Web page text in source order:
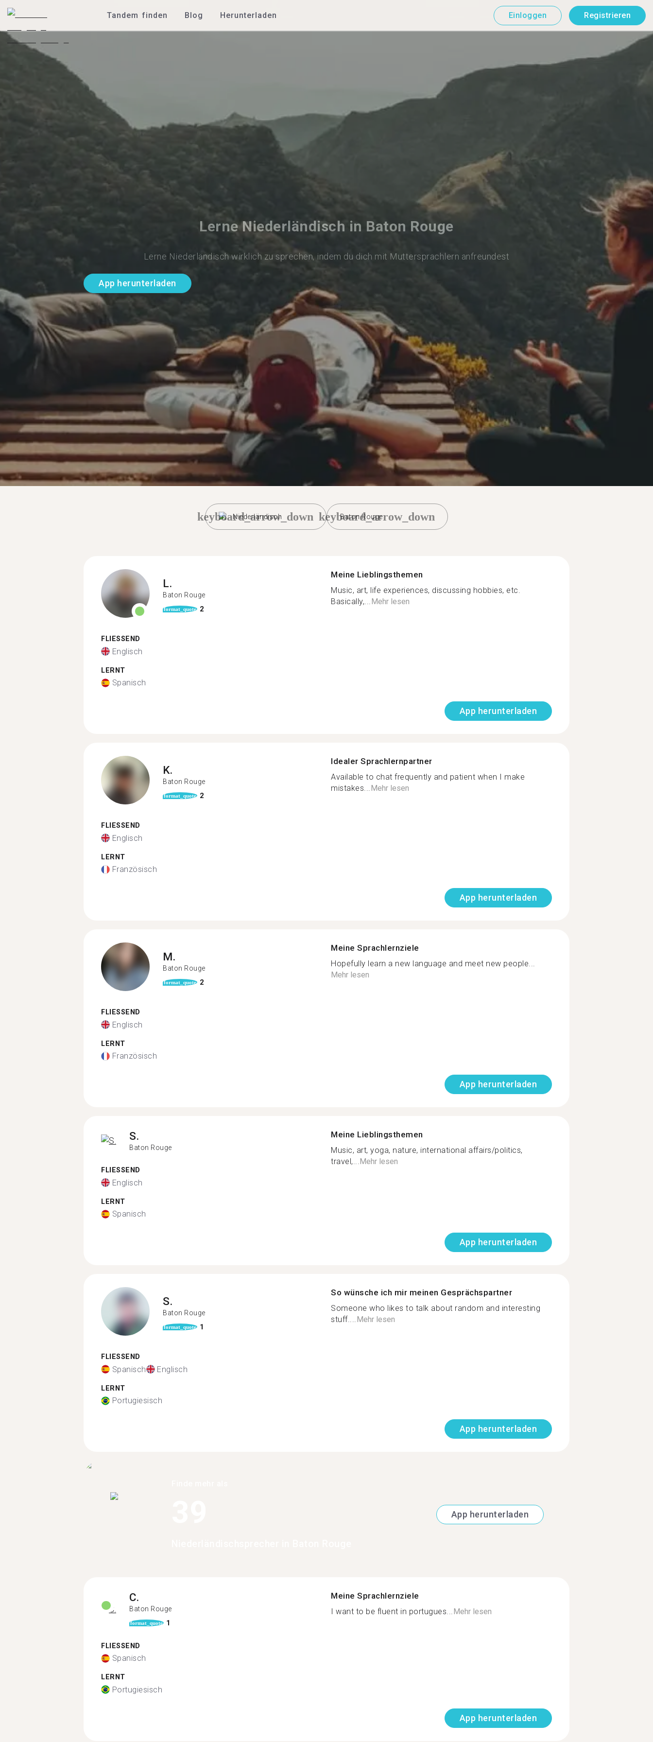
Tandem finden Blog Herunterladen Einloggen Registrieren
Lerne Niederländisch in Baton Rouge
Lerne Niederländisch wirklich zu sprechen, indem du dich mit Muttersprachlern anfreundest
App herunterladen
Niederländisch
keyboard_arrow_down Baton Rouge
keyboard_arrow_down
L.
Baton Rouge
format_quote 2
FLIESSEND
Englisch
LERNT
Spanisch
Meine Lieblingsthemen
Music, art, life experiences, discussing hobbies, etc.
Basically,...Mehr lesen
App herunterladen
K.
Baton Rouge
format_quote 2
FLIESSEND
Englisch
LERNT
Französisch
Idealer Sprachlernpartner
Available to chat frequently and patient when I make
mistakes...Mehr lesen
App herunterladen
M.
Baton Rouge
format_quote 2
FLIESSEND
Englisch
LERNT
Französisch
Meine Sprachlernziele
Hopefully learn a new language and meet new people...
Mehr lesen
App herunterladen
S.
Baton Rouge
FLIESSEND
Englisch
LERNT
Spanisch
Meine Lieblingsthemen
Music, art, yoga, nature, international affairs/politics,
travel,...Mehr lesen
App herunterladen
S.
Baton Rouge
format_quote 1
FLIESSEND
Spanisch Englisch
LERNT
Portugiesisch
So wünsche ich mir meinen Gesprächspartner
Someone who likes to talk about random and interesting
stuff....Mehr lesen
App herunterladen
App herunterladen
C.
Baton Rouge
format_quote 1
FLIESSEND
Spanisch
LERNT
Portugiesisch
Meine Sprachlernziele
I want to be fluent in portugues... Mehr lesen
App herunterladen